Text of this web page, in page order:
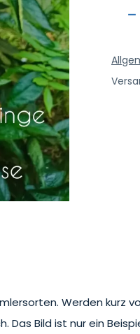
Werden kurz
Bild ist nur ein